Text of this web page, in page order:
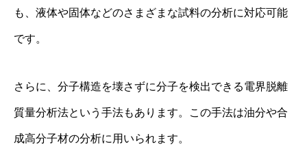
も、液体や固体などのさまざまな試料の分析に対応可能
です。
さらに、分子構造を壊さずに分子を検出できる電界脱離
質量分析法という手法もあります。この手法は油分や合
成高分子材の分析に用いられます。